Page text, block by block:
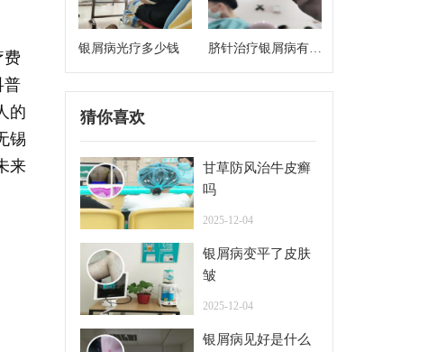
费
普
的
锡
来
银屑病光疗多少钱
脐针治疗银屑病有用
吗
猜你喜欢
甘草防风治牛皮癣
吗
2025-12-04
银屑病变平了皮肤
皱
2025-12-04
银屑病见好是什么